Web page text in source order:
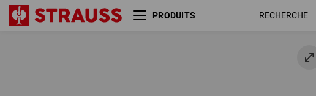
PRODUITS
noir